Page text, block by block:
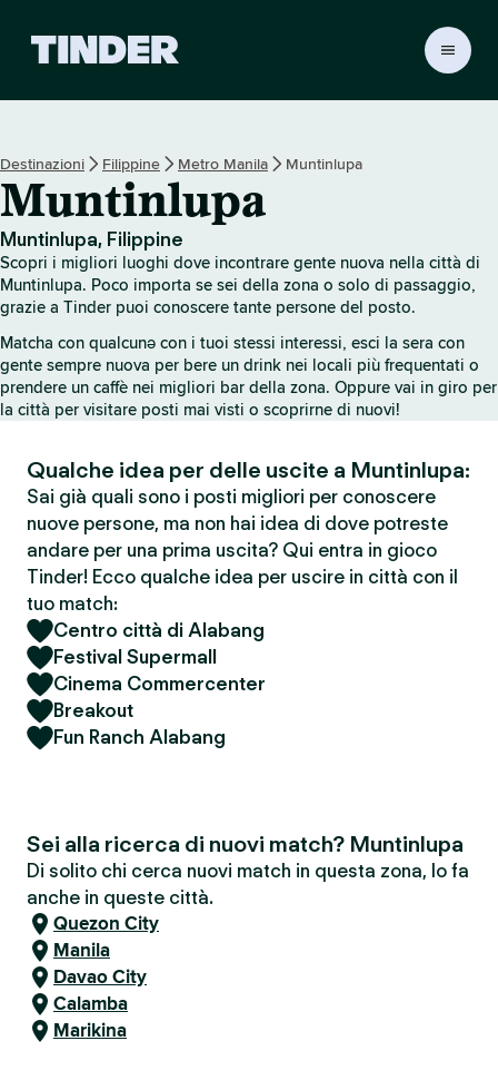
i
i
d
e
r
Destinazioni Filippine Metro Manila Muntinlupa
Muntinlupa
Muntinlupa, Filippine
Scopri i migliori luoghi dove incontrare gente nuova nella città di
Muntinlupa. Poco importa se sei della zona o solo di passaggio,
grazie a Tinder puoi conoscere tante persone del posto.
Matcha con qualcunə con i tuoi stessi interessi, esci la sera con
gente sempre nuova per bere un drink nei locali più frequentati o
prendere un caffè nei migliori bar della zona. Oppure vai in giro per
la città per visitare posti mai visti o scoprirne di nuovi!
Qualche idea per delle uscite a Muntinlupa:
Sai già quali sono i posti migliori per conoscere
nuove persone, ma non hai idea di dove potreste
andare per una prima uscita? Qui entra in gioco
Tinder! Ecco qualche idea per uscire in città con il
tuo match:
Centro città di Alabang
Festival Supermall
Cinema Commercenter
Breakout
Fun Ranch Alabang
Sei alla ricerca di nuovi match? Muntinlupa
Di solito chi cerca nuovi match in questa zona, lo fa
anche in queste città.
Quezon City
Manila
Davao City
Calamba
Marikina